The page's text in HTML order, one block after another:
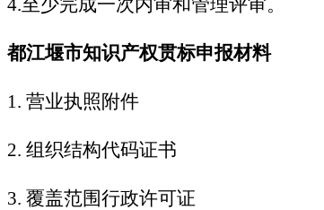
4.至少完成一次内审和管理评审。
都江堰市知识产权贯标申报材料
1. 营业执照附件
2. 组织结构代码证书
3. 覆盖范围行政许可证